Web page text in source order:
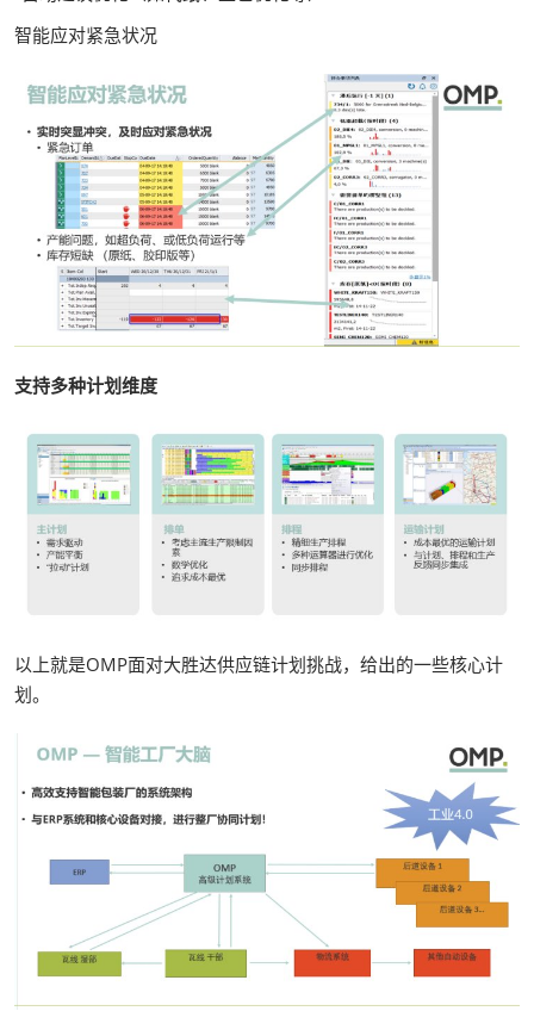
智能应对紧急状况
支持多种计划维度
以上就是OMP面对大胜达供应链计划挑战，给出的一些核心计
划。